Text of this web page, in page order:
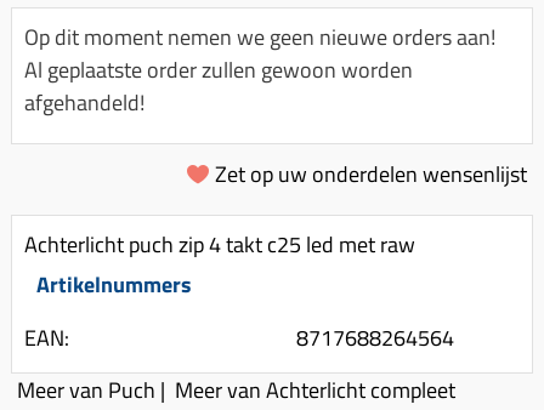
Spanningsregelaar
Toerenbegrenzer
Remlichtschakelaar
Luchtfilter (delen)
Luchtfilter deksel
Motor blokken
Membraan (delen)
Pakking (sets)
Vlotterbak pakking
Powerfilter
Schakel (delen)
Km teller kabel
Kickstart deksel
Kickstart ronsel
Schokbrekers
Spiegels
Stuur (delen)
Remblokken
Kinderzitje (scooter)
Olie-onderhoudsmiddelen
Oppakbeugel
Scooterhoezen
Scooter Kleding
Stickers
Stuurslot
Op dit moment nemen we geen nieuwe orders aan!
Al geplaatste order zullen gewoon worden
afgehandeld!
Zet op uw onderdelen wensenlijst
Achterlicht puch zip 4 takt c25 led met raw
Artikelnummers
EAN:
8717688264564
Meer van Puch | Meer van Achterlicht compleet